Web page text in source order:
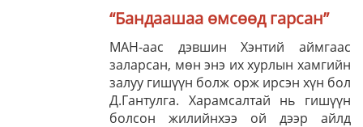
“Бандаашаа өмсөөд гарсан”
МАН-аас дэвшин Хэнтий аймгаас
заларсан, мөн энэ их хурлын хамгийн
залуу гишүүн болж орж ирсэн хүн бол
Д.Гантулга. Харамсалтай нь гишүүн
болсон жилийнхээ ой дээр айлд